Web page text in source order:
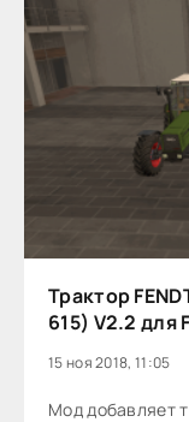
Трактор
615) V2.2 для
15 ноя 2018, 11:05
Мод добавляет